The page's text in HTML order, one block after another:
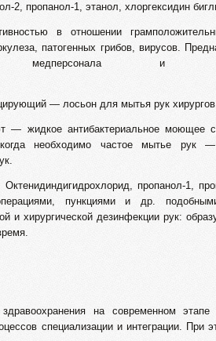
1, этанол, хлоргексидин
в отношении
патогенных грибов, вирусов.
медперсонала и
— лосьон для мытья рук
моющее
необходимо частое мытье рук
рук.
пропанол-1,
пункциями и др.
и хирургической дезинфекции рук:
на современном этапе
специализации и интеграции. При